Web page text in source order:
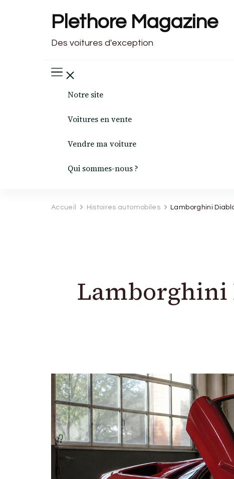
Plethore Magazine
Des voitures d'exception
Notre site
Voitures en vente
Vendre ma voiture
Qui sommes-nous ?
Accueil Histoires automobiles Lamborghini
Lamborghini